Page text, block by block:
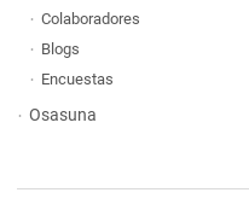
Colaboradores
Blogs
Encuestas
Osasuna